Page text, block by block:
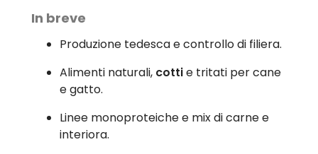
In breve
Produzione tedesca e controllo di filiera.
Alimenti naturali, cottie tritati per cane
e gatto.
Linee monoproteiche e mix di carne e
interiora.